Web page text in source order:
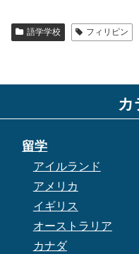
語学学校 フィリピン
カ
留学
アイルランド
アメリカ
イギリス
オーストラリア
カナダ